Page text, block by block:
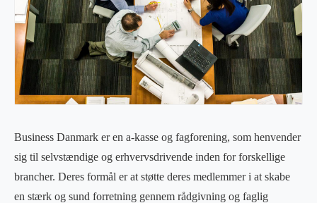
Business Danmark er en a-kasse og fagforening, som henvender
sig til selvstændige og erhvervsdrivende inden for forskellige
brancher. Deres formål er at støtte deres medlemmer i at skabe
en stærk og sund forretning gennem rådgivning og faglig